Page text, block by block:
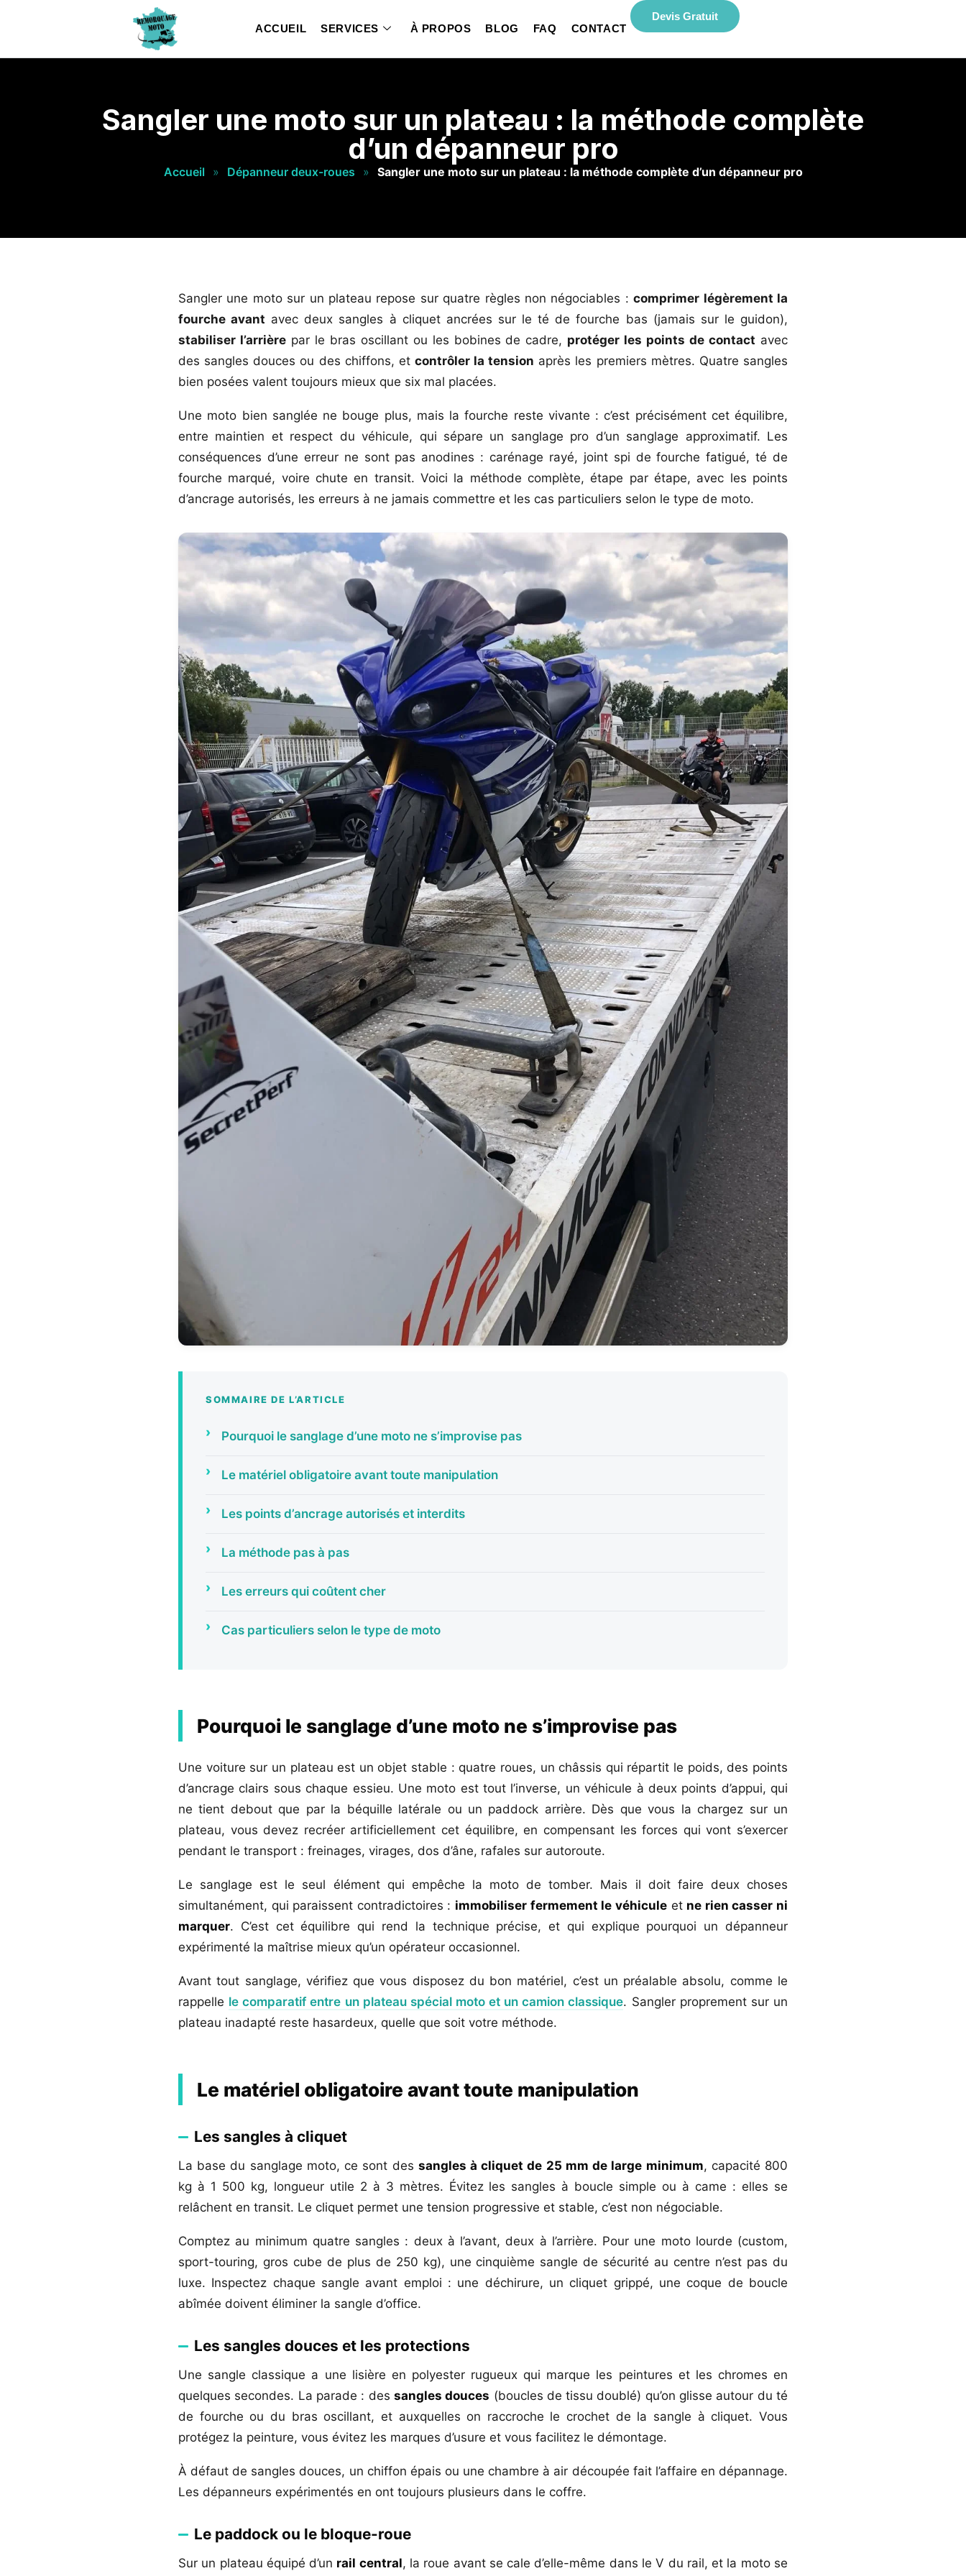
ACCUEIL SERVICES À PROPOS BLOG FAQ CONTACT
Devis Gratuit
Sangler une moto sur un plateau : la méthode complète
d’un dépanneur pro
Accueil » Dépanneur deux-roues » Sangler une moto sur un plateau : la méthode complète d’un dépanneur pro
Sangler une moto sur un plateau repose sur quatre règles non négociables :comprimer légèrement la
fourche avant avec deux sangles à cliquet ancrées sur le té de fourche bas (jamais sur le guidon),
stabiliser l’arrièrepar le bras oscillant ou les bobines de cadre, protéger les points de contact avec
des sangles douces ou des chiffons, et contrôler la tension après les premiers mètres. Quatre sangles
bien posées valent toujours mieux que six mal placées.
Une moto bien sanglée ne bouge plus, mais la fourche reste vivante : c’est précisément cet équilibre,
entre maintien et respect du véhicule, qui sépare un sanglage pro d’un sanglage approximatif. Les
conséquences d’une erreur ne sont pas anodines : carénage rayé, joint spi de fourche fatigué, té de
fourche marqué, voire chute en transit. Voici la méthode complète, étape par étape, avec les points
d’ancrage autorisés, les erreurs à ne jamais commettre et les cas particuliers selon le type de moto.
SOMMAIRE DE L’ARTICLE
Pourquoi le sanglage d’une moto ne s’improvise pas
Le matériel obligatoire avant toute manipulation
Les points d’ancrage autorisés et interdits
La méthode pas à pas
Les erreurs qui coûtent cher
Cas particuliers selon le type de moto
Pourquoi le sanglage d’une moto ne s’improvise pas
Une voiture sur un plateau est un objet stable : quatre roues, un châssis qui répartit le poids, des points
d’ancrage clairs sous chaque essieu. Une moto est tout l’inverse, un véhicule à deux points d’appui, qui
ne tient debout que par la béquille latérale ou un paddock arrière. Dès que vous la chargez sur un
plateau, vous devez recréer artificiellement cet équilibre, en compensant les forces qui vont s’exercer
pendant le transport : freinages, virages, dos d’âne, rafales sur autoroute.
Le sanglage est le seul élément qui empêche la moto de tomber. Mais il doit faire deux choses
simultanément, qui paraissent contradictoires : immobiliser fermement le véhiculeet ne rien casser ni
marquer. C’est cet équilibre qui rend la technique précise, et qui explique pourquoi un dépanneur
expérimenté la maîtrise mieux qu’un opérateur occasionnel.
Avant tout sanglage, vérifiez que vous disposez du bon matériel, c’est un préalable absolu, comme le
rappelle le comparatif entre un plateau spécial moto et un camion classique. Sangler proprement sur un
plateau inadapté reste hasardeux, quelle que soit votre méthode.
Le matériel obligatoire avant toute manipulation
Les sangles à cliquet
La base du sanglage moto, ce sont des sangles à cliquet de 25 mm de large minimum, capacité 800
kg à 1 500 kg, longueur utile 2 à 3 mètres. Évitez les sangles à boucle simple ou à came : elles se
relâchent en transit. Le cliquet permet une tension progressive et stable, c’est non négociable.
Comptez au minimum quatre sangles : deux à l’avant, deux à l’arrière. Pour une moto lourde (custom,
sport-touring, gros cube de plus de 250 kg), une cinquième sangle de sécurité au centre n’est pas du
luxe. Inspectez chaque sangle avant emploi : une déchirure, un cliquet grippé, une coque de boucle
abîmée doivent éliminer la sangle d’office.
Les sangles douces et les protections
Une sangle classique a une lisière en polyester rugueux qui marque les peintures et les chromes en
quelques secondes. La parade : des sangles douces (boucles de tissu doublé) qu’on glisse autour du té
de fourche ou du bras oscillant, et auxquelles on raccroche le crochet de la sangle à cliquet. Vous
protégez la peinture, vous évitez les marques d’usure et vous facilitez le démontage.
À défaut de sangles douces, un chiffon épais ou une chambre à air découpée fait l’affaire en dépannage.
Les dépanneurs expérimentés en ont toujours plusieurs dans le coffre.
Le paddock ou le bloque-roue
Sur un plateau équipé d’un rail central, la roue avant se cale d’elle-même dans le V du rail, et la moto se